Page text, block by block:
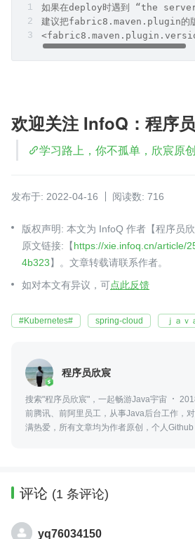
如果在deploy时遇到 “the
建议把fabric8.maven.plugin的
欢迎关注 InfoQ：程序
学习路上，你不孤单，欣宸原
发布于: 2022-04-16 阅读数: 716
版权声明: 本文为 InfoQ 作者【程序员欣
原文链接:【https://xie.infoq.cn/article/
4b323】。文章转载请联系作者。
如对本文有异议，可点此反馈
#Kubernetes# spring-cloud ｊａｖ
程序员欣宸
搜索"程序员欣宸"，一起畅游Java宇宙
前腾讯、前阿里员工，从事Java后台工作，
满热爱，所有文章均为作者原创，个人Github
评论 (1 条评论)
yq76034150